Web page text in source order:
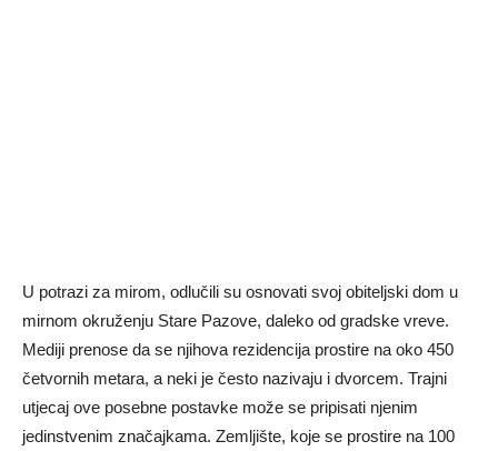
U potrazi za mirom, odlučili su osnovati svoj obiteljski dom u
mirnom okruženju Stare Pazove, daleko od gradske vreve.
Mediji prenose da se njihova rezidencija prostire na oko 450
četvornih metara, a neki je često nazivaju i dvorcem. Trajni
utjecaj ove posebne postavke može se pripisati njenim
jedinstvenim značajkama. Zemljište, koje se prostire na 100